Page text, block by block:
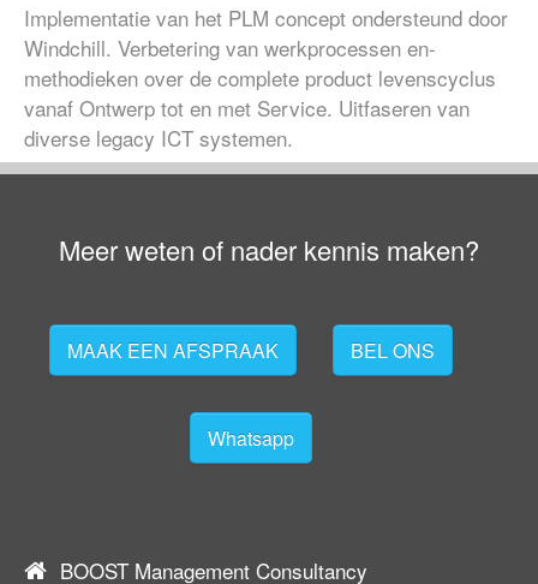
Implementatie van het PLM concept ondersteund door
Windchill. Verbetering van werkprocessen en-
methodieken over de complete product levenscyclus
vanaf Ontwerp tot en met Service. Uitfaseren van
diverse legacy ICT systemen.
Meer weten of nader kennis maken?
MAAK EEN AFSPRAAK BEL ONS
Whatsapp
BOOST Management Consultancy